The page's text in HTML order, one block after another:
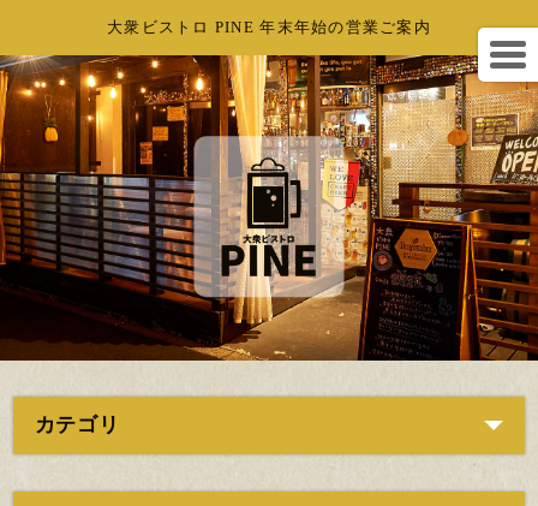
大衆ビストロ PINE 年末年始の営業ご案内
カテゴリ